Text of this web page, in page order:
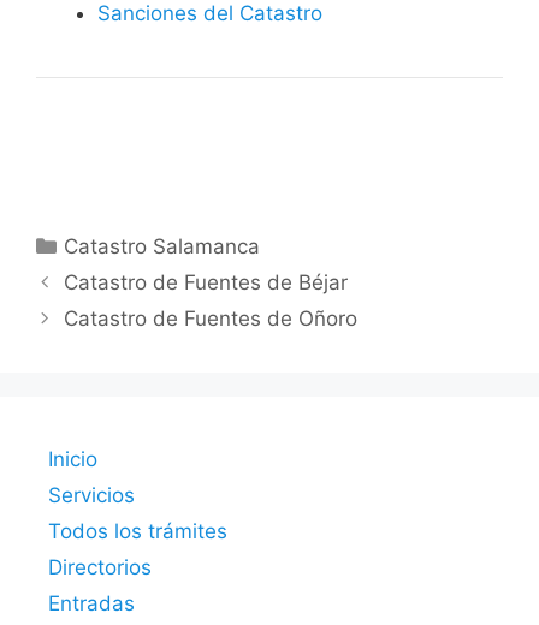
Sanciones del Catastro
Categorías
Catastro Salamanca
Catastro de Fuentes de Béjar
Catastro de Fuentes de Oñoro
Inicio
Servicios
Todos los trámites
Directorios
Entradas